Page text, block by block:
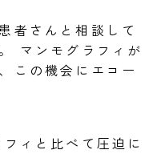
者さんと相談して
マンモグラフィが
この機会にエコー
ィと比べて圧迫に